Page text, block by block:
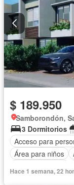
$ 189.950
Samborondón,
3 Dormitorios
Acceso para
Área para niños
Hace 1 semana, 22